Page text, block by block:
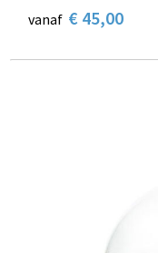
vanaf € 45,00